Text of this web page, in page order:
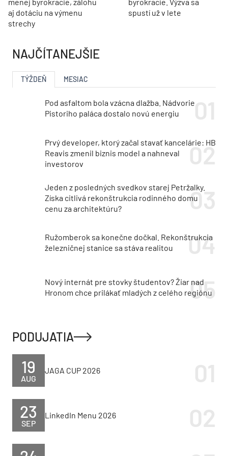
menej byrokracie, zálohu
aj dotáciu na výmenu
strechy
byrokracie. Výzva sa
spustí už v lete
NAJČÍTANEJŠIE
TÝŽDEŇ MESIAC
Pod asfaltom bola vzácna dlažba. Nádvorie
Pistoriho paláca dostalo novú energiu
Prvý developer, ktorý začal stavať kancelárie: HB
Reavis zmenil biznis model a nahneval
investorov
Jeden z posledných svedkov starej Petržalky.
Získa citlivá rekonštrukcia rodinného domu
cenu za architektúru?
Ružomberok sa konečne dočkal. Rekonštrukcia
železničnej stanice sa stáva realitou
Nový internát pre stovky študentov? Žiar nad
Hronom chce prilákať mladých z celého regiónu
PODUJATIA
AUG
19 JAGA CUP 2026
SEP
23 LinkedIn Menu 2026